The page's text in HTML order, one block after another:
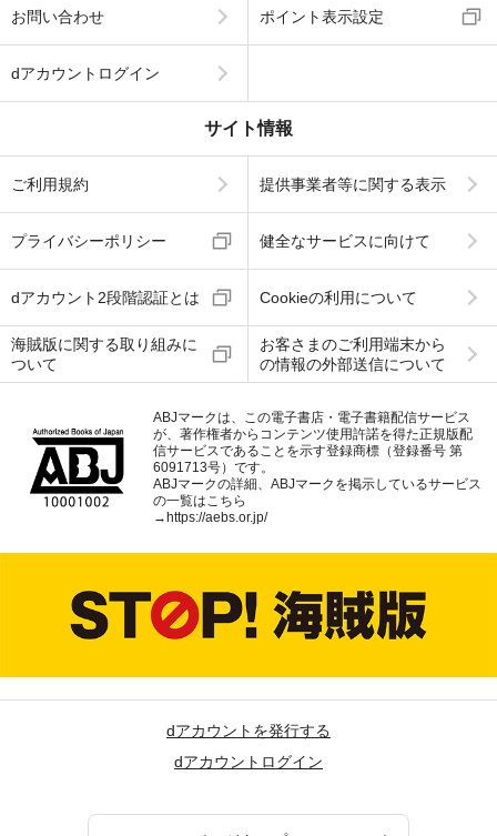
お問い合わせ ポイント表示設定
dアカウントログイン
サイト情報
ご利用規約 提供事業者等に関する表示
プライバシーポリシー 健全なサービスに向けて
dアカウント2段階認証とは Cookieの利用について
海賊版に関する取り組みに
ついて
お客さまのご利用端末から
の情報の外部送信について
ABJマークは、この電子書店・電子書籍配信サービス
が、著作権者からコンテンツ使用許諾を得た正規版配
信サービスであることを示す登録商標（登録番号 第
6091713号）です。
ABJマークの詳細、ABJマークを掲示しているサービス
の一覧はこちら
→https://aebs.or.jp/
dアカウントを発行する
dアカウントログイン